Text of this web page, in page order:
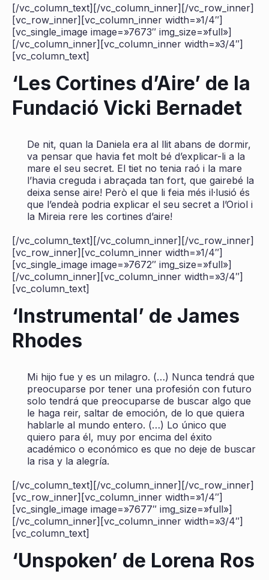
[/vc_column_text][/vc_column_inner][/vc_row_inner]
[vc_row_inner][vc_column_inner width=»1/4″]
[vc_single_image image=»7673″ img_size=»full»]
[/vc_column_inner][vc_column_inner width=»3/4″]
[vc_column_text]
‘Les Cortines d’Aire’ de la
Fundació Vicki Bernadet
De nit, quan la Daniela era al llit abans de dormir,
va pensar que havia fet molt bé d’explicar-li a la
mare el seu secret. El tiet no tenia raó i la mare
l’havia creguda i abraçada tan fort, que gairebé la
deixa sense aire! Però el que li feia més il·lusió és
que l’endeà podria explicar el seu secret a l’Oriol i
la Mireia rere les cortines d’aire!
[/vc_column_text][/vc_column_inner][/vc_row_inner]
[vc_row_inner][vc_column_inner width=»1/4″]
[vc_single_image image=»7672″ img_size=»full»]
[/vc_column_inner][vc_column_inner width=»3/4″]
[vc_column_text]
‘Instrumental’ de James
Rhodes
Mi hijo fue y es un milagro. (…) Nunca tendrá que
preocuparse por tener una profesión con futuro
solo tendrá que preocuparse de buscar algo que
le haga reir, saltar de emoción, de lo que quiera
hablarle al mundo entero. (…) Lo único que
quiero para él, muy por encima del éxito
académico o económico es que no deje de buscar
la risa y la alegría.
[/vc_column_text][/vc_column_inner][/vc_row_inner]
[vc_row_inner][vc_column_inner width=»1/4″]
[vc_single_image image=»7677″ img_size=»full»]
[/vc_column_inner][vc_column_inner width=»3/4″]
[vc_column_text]
‘Unspoken’ de Lorena Ros